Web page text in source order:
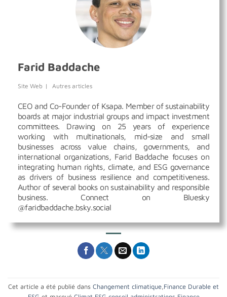
Farid Baddache
Site Web | Autres articles
CEO and Co-Founder of Ksapa. Member of sustainability
boards at major industrial groups and impact investment
committees. Drawing on 25 years of experience
working with multinationals, mid-size and small
businesses across value chains, governments, and
international organizations, Farid Baddache focuses on
integrating human rights, climate, and ESG governance
as drivers of business resilience and competitiveness.
Author of several books on sustainability and responsible
business. Connect on Bluesky
@faridbaddache.bsky.social
Cet article a été publié dans Changement climatique Finance Durable et